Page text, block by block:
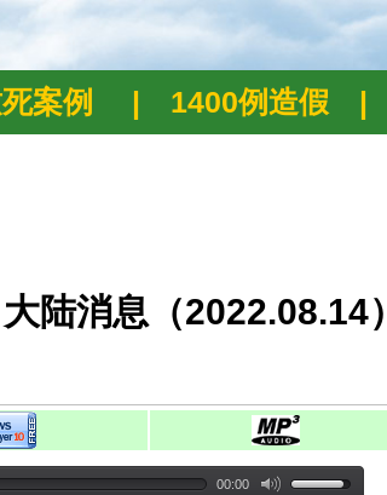
案例 | 1400例造假 |
大陆消息（2022.08.14）
00:00